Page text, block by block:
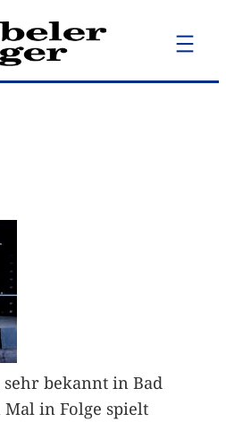
bekannt in Bad
in Folge spielt